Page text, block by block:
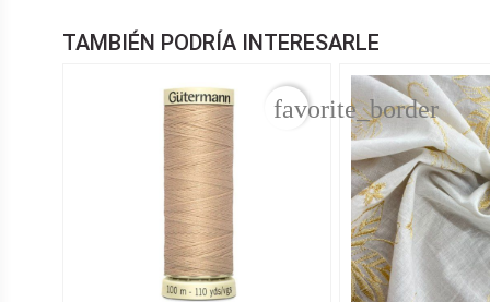
TAMBIÉN PODRÍA INTERESARLE
favorite_border